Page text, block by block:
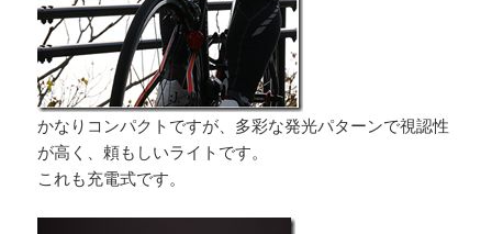
かなりコンパクトですが、多彩な発光パターンで視認性
が高く、頼もしいライトです。
これも充電式です。